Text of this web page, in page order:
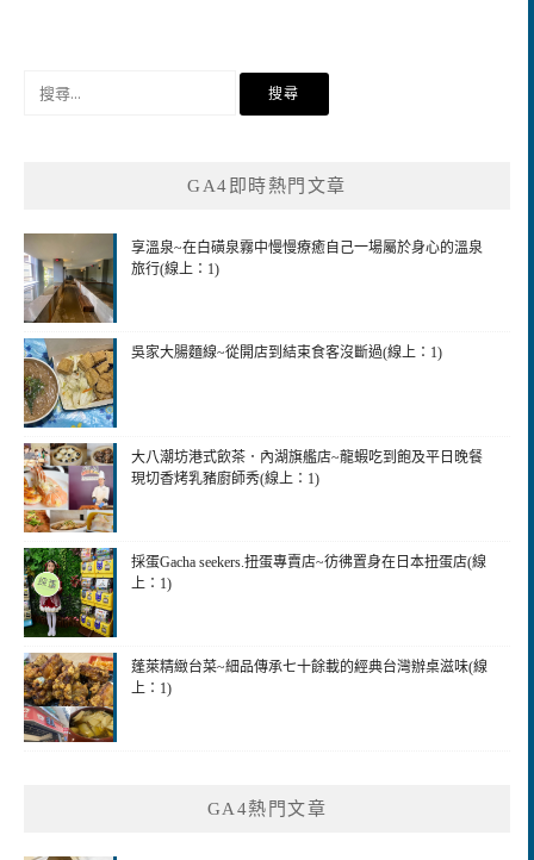
GA4即時熱門文章
享溫泉~在白磺泉霧中慢慢療癒自己一場屬於身心的溫泉
旅行(線上：1)
吳家大腸麵線~從開店到結束食客沒斷過(線上：1)
大八潮坊港式飲茶．內湖旗艦店~龍蝦吃到飽及平日晚餐
現切香烤乳豬廚師秀(線上：1)
採蛋Gacha seekers.扭蛋專賣店~彷彿置身在日本扭蛋店(線
上：1)
蓬萊精緻台菜~細品傳承七十餘載的經典台灣辦桌滋味(線
上：1)
GA4熱門文章